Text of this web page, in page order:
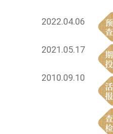
2022.04.06
2021.05.17
2010.09.10